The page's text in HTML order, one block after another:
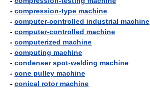
- compression-type machine
- computer-controlled industrial machine
- computer-controlled machine
- computerized machine
- computing machine
- condenser spot-welding machine
- cone pulley machine
- conical rotor machine